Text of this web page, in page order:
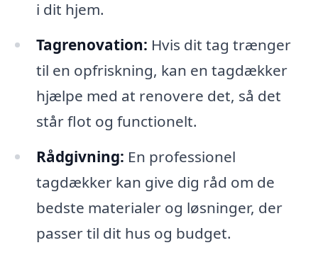
i dit hjem.
Tagrenovation: Hvis dit tag trænger
til en opfriskning, kan en tagdækker
hjælpe med at renovere det, så det
står flot og functionelt.
Rådgivning: En professionel
tagdækker kan give dig råd om de
bedste materialer og løsninger, der
passer til dit hus og budget.